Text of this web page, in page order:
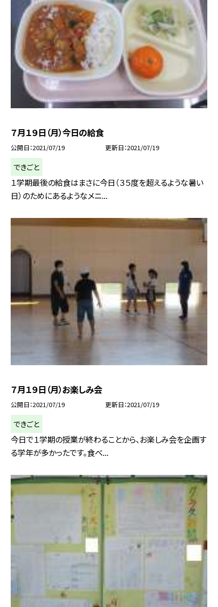
７月１９日（月）今日の給食
公開日 2021/07/19 更新日 2021/07/19
できごと
１学期最後の給食はまさに今日（３５度を超えるような暑い
日）のためにあるようなメニ...
７月１９日（月）お楽しみ会
公開日 2021/07/19 更新日 2021/07/19
できごと
今日で１学期の授業が終わることから、お楽しみ会を企画す
る学年が多かったです。食べ...